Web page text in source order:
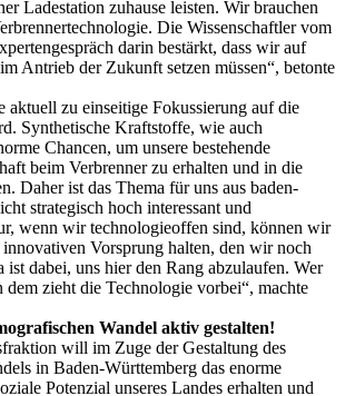
Ladestation zuhause leisten. Wir brauchen
Die Wissenschaftler vom
darin bestärkt, dass wir auf
Antrieb der Zukunft setzen müssen“, betonte
aktuell zu einseitige Fokussierung auf die
Synthetische Kraftstoffe, wie auch
Chancen, um unsere bestehende
beim Verbrenner zu erhalten und in die
Daher ist das Thema für uns aus baden-
strategisch hoch interessant und
wenn wir technologieoffen sind, können wir
Vorsprung halten, den wir noch
ist dabei, uns hier den Rang abzulaufen. Wer
dem zieht die Technologie vorbei“, machte
Wandel aktiv gestalten!
will im Zuge der Gestaltung des
in Baden-Württemberg das enorme
Potenzial unseres Landes erhalten und